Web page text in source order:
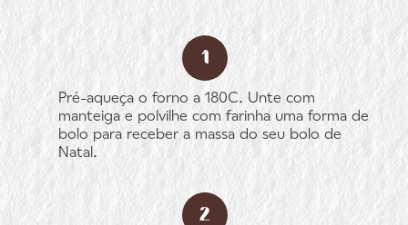
Pré-aqueça o forno a 180C. Unte com
manteiga e polvilhe com farinha uma forma de
bolo para receber a massa do seu bolo de
Natal.